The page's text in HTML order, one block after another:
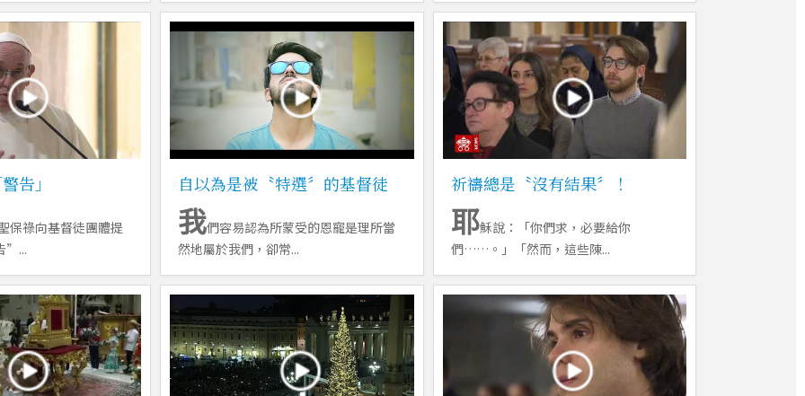
告」
保祿向基督徒團體提
”...
自以為是被〝特選〞的基督徒
我們容易認為所蒙受的恩寵是理所當
然地屬於我們，卻常...
祈禱總是〝沒有結果〞！
耶穌說：「你們求，必要給你
們……。」「然而，這些陳...